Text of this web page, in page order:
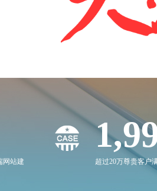
网站建
超过20万尊贵客户